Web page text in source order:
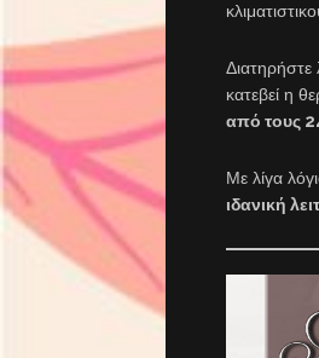
Διατηρήστε
κατεβεί η
από τους
Με λίγα
ιδανική